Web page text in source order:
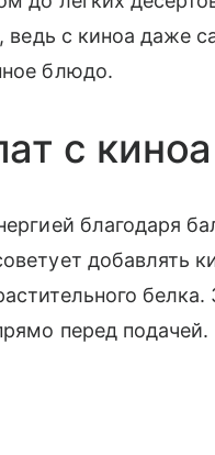
ведь с киноа даже
блюдо.
с
благодаря
добавлять
перед подачей.